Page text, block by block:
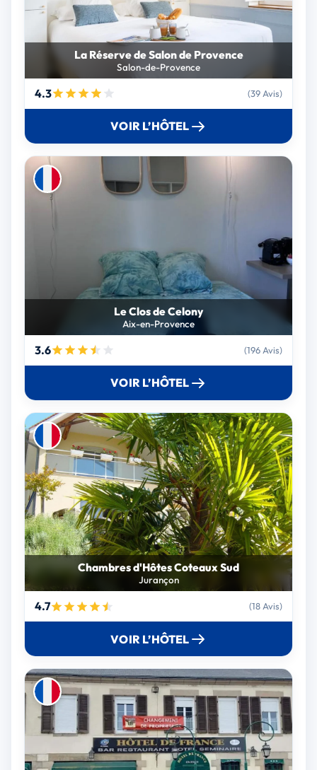
La Réserve de Salon de Provence
Salon-de-Provence
4.3 (39 Avis)
VOIR L’HÔTEL
Le Clos de Celony
Aix-en-Provence
3.6 (196 Avis)
VOIR L’HÔTEL
Chambres d'Hôtes Coteaux Sud
Jurançon
4.7 (18 Avis)
VOIR L’HÔTEL